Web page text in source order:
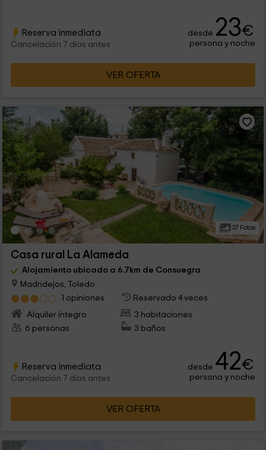
Reserva inmediata
Cancelación 7 días antes
desde 23€
persona y noche
VER OFERTA
37 Fotos
Casa rural La Alameda
Alojamiento ubicado a 6.7km de Consuegra
Madridejos, Toledo
1 opiniones
Reservado 4 veces
Alquiler íntegro
3 habitaciones
6 personas
3 baños
Reserva inmediata
Cancelación 7 días antes
desde 42€
persona y noche
VER OFERTA